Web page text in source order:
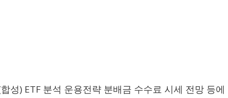
성) ETF 분석 운용전략 분배금 수수료 시세 전망 등에